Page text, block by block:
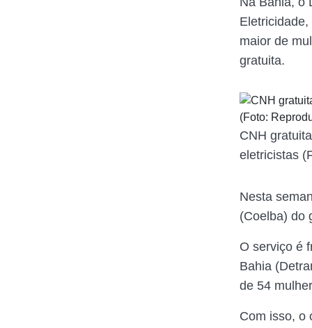
maior de
gratuita.
CNH
eletricistas
Nesta
(Coelba) do
O serviço é
Bahia
de 54
Com isso, o